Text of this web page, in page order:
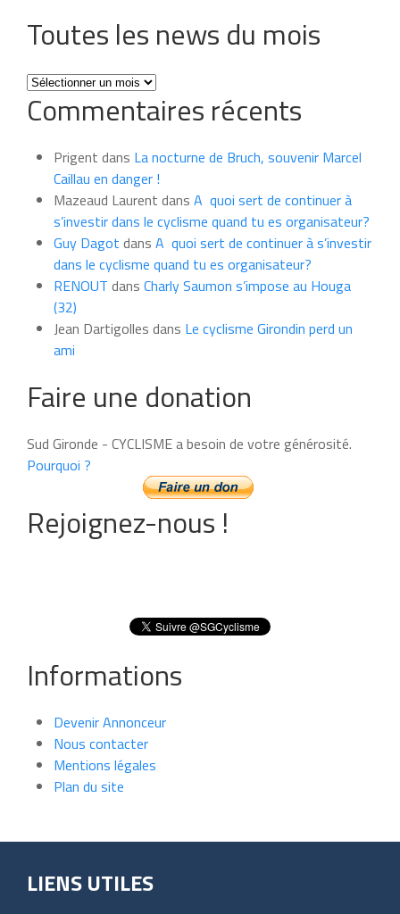
Toutes les news du mois
Toutes
les
news
mois
Commentaires récents
Prigent dans La nocturne de Bruch, souvenir Marcel
Caillau en danger !
Mazeaud Laurent dans A quoi sert de continuer à
s’investir dans le cyclisme quand tu es organisateur?
Guy Dagot dans A quoi sert de continuer à s’investir
dans le cyclisme quand tu es organisateur?
RENOUT dans Charly Saumon s’impose au Houga
(32)
Jean Dartigolles dans Le cyclisme Girondin perd un
ami
Faire une donation
Sud Gironde - CYCLISME a besoin de votre générosité.
Pourquoi ?
Rejoignez-nous !
Informations
Devenir Annonceur
Nous contacter
Mentions légales
Plan du site
LIENS UTILES